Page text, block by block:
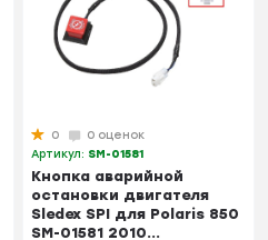
0
0 оценок
Артикул: SM-01581
Кнопка аварийной
остановки двигателя
Sledex SPI для Polaris 850
SM-01581 2010...